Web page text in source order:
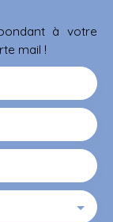
à votre
mail !